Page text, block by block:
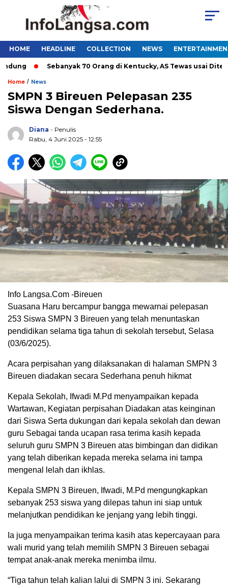
HOME HEADLINE COLLECTION NEWS
Sebanyak 70 Orang di Kentucky, AS Tewas usai
Home / News
SMPN 3 Bireuen Pelepasan 235
Siswa Dengan Sederhana.
Diana - Penulis
Rabu, 4 Juni 2025 - 12:55
Info Langsa.Com -Bireuen
Suasana Haru bercampur bangga mewarnai pelepasan
253 Siswa SMPN 3 Bireuen yang telah menuntaskan
pendidikan selama tiga tahun di sekolah tersebut, Selasa
(03/6/2025).
Acara perpisahan yang dilaksanakan di halaman SMPN 3
Bireuen diadakan secara Sederhana penuh hikmat
Kepala Sekolah, Ifwadi M.Pd menyampaikan kepada
Wartawan, Kegiatan perpisahan Diadakan atas keinginan
dari Siswa Serta dukungan dari kepala sekolah dan dewan
guru Sebagai tanda ucapan rasa terima kasih kepada
seluruh guru SMPN 3 Bireuen atas bimbingan dan didikan
yang telah diberikan kepada mereka selama ini tampa
mengenal lelah dan ikhlas.
Kepala SMPN 3 Bireuen, Ifwadi, M.Pd mengungkapkan
sebanyak 253 siswa yang dilepas tahun ini siap untuk
melanjutkan pendidikan ke jenjang yang lebih tinggi.
Ia juga menyampaikan terima kasih atas kepercayaan para
wali murid yang telah memilih SMPN 3 Bireuen sebagai
tempat anak-anak mereka menimba ilmu.
“Tiga tahun telah kalian lalui di SMPN 3 ini. Sekarang